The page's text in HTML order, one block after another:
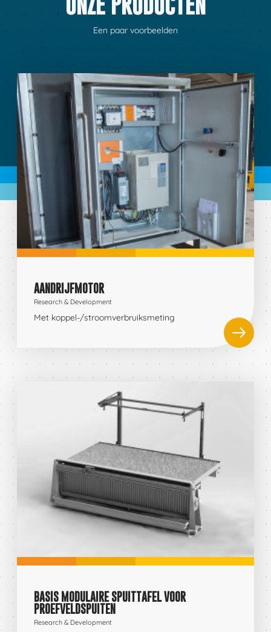
Een paar voorbeelden
AANDRIJFMOTOR
Research & Development
Met koppel-/stroomverbruiksmeting
BASIS MODULAIRE SPUITTAFEL VOOR
PROEFVELDSPUITEN
Research & Development